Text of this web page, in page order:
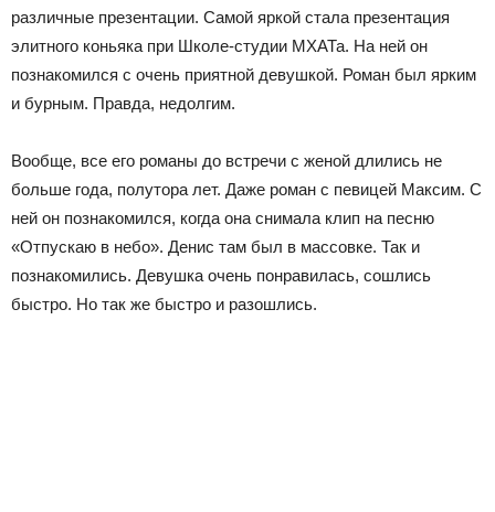
различные презентации. Самой яркой стала презентация
элитного коньяка при Школе-студии МХАТа. На ней он
познакомился с очень приятной девушкой. Роман был ярким
и бурным. Правда, недолгим.
Вообще, все его романы до встречи с женой длились не
больше года, полутора лет. Даже роман с певицей Максим. С
ней он познакомился, когда она снимала клип на песню
«Отпускаю в небо». Денис там был в массовке. Так и
познакомились. Девушка очень понравилась, сошлись
быстро. Но так же быстро и разошлись.